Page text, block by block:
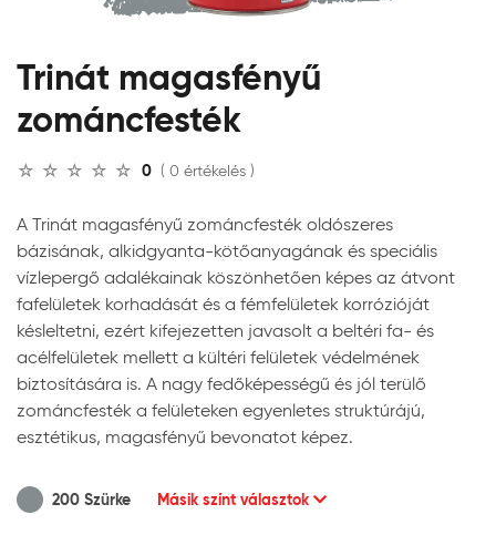
Trinát magasfényű
zománcfesték
0 ( 0 értékelés )
A Trinát magasfényű zománcfesték oldószeres
bázisának, alkidgyanta-kötőanyagának és speciális
vízlepergő adalékainak köszönhetően képes az átvont
fafelületek korhadását és a fémfelületek korrózióját
késleltetni, ezért kifejezetten javasolt a beltéri fa- és
acélfelületek mellett a kültéri felületek védelmének
biztosítására is. A nagy fedőképességű és jól terülő
zománcfesték a felületeken egyenletes struktúrájú,
esztétikus, magasfényű bevonatot képez.
200 Szürke Másik színt választok